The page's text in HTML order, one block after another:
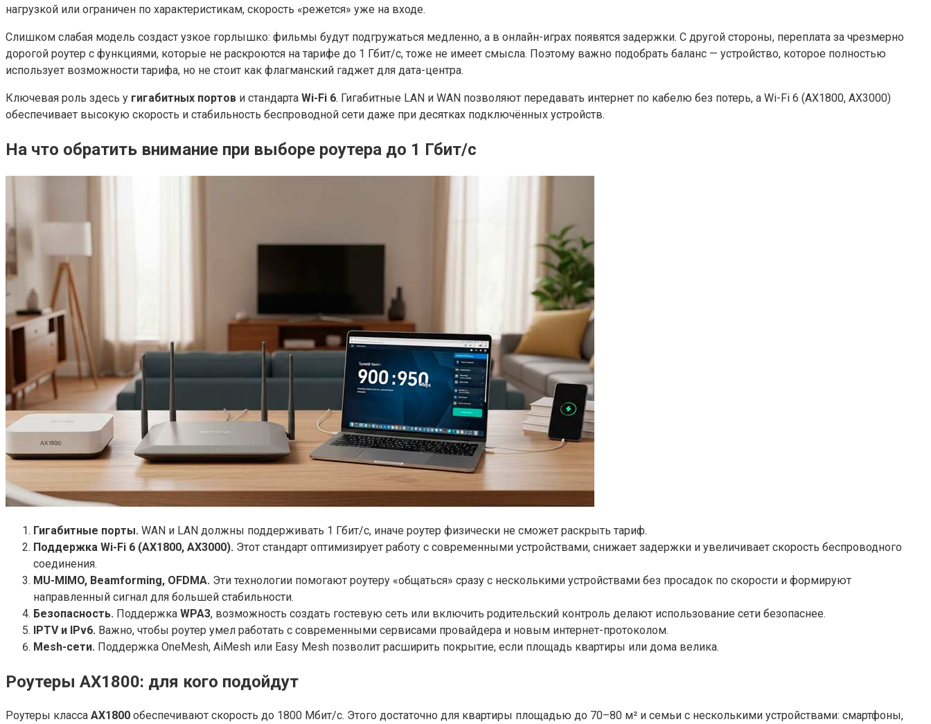
нагрузкой или ограничен по характеристикам, скорость «режется» уже на входе.
Слишком слабая модель создаст узкое горлышко: фильмы будут подгружаться медленно, а в онлайн-играх появятся задержки. С другой стороны, переплата за чрезмерно
дорогой роутер с функциями, которые не раскроются на тарифе до 1 Гбит/с, тоже не имеет смысла. Поэтому важно подобрать баланс — устройство, которое полностью
использует возможности тарифа, но не стоит как флагманский гаджет для дата-центра.
Ключевая роль здесь у гигабитных портов и стандарта Wi-Fi 6. Гигабитные LAN и WAN позволяют передавать интернет по кабелю без потерь, а Wi-Fi 6 (AX1800, AX3000)
обеспечивает высокую скорость и стабильность беспроводной сети даже при десятках подключённых устройств.
На что обратить внимание при выборе роутера до 1 Гбит/с
Гигабитные порты. WAN и LAN должны поддерживать 1 Гбит/с, иначе роутер физически не сможет раскрыть тариф.
Поддержка Wi-Fi 6 (AX1800, AX3000). Этот стандарт оптимизирует работу с современными устройствами, снижает задержки и увеличивает скорость беспроводного
соединения.
MU-MIMO, Beamforming, OFDMA. Эти технологии помогают роутеру «общаться» сразу с несколькими устройствами без просадок по скорости и формируют
направленный сигнал для большей стабильности.
Безопасность. Поддержка WPA3, возможность создать гостевую сеть или включить родительский контроль делают использование сети безопаснее.
IPTV и IPv6. Важно, чтобы роутер умел работать с современными сервисами провайдера и новым интернет-протоколом.
Mesh-сети. Поддержка OneMesh, AiMesh или Easy Mesh позволит расширить покрытие, если площадь квартиры или дома велика.
Роутеры AX1800: для кого подойдут
Роутеры класса AX1800 обеспечивают скорость до 1800 Мбит/с. Этого достаточно для квартиры площадью до 70–80 м² и семьи с несколькими устройствами: смартфоны,